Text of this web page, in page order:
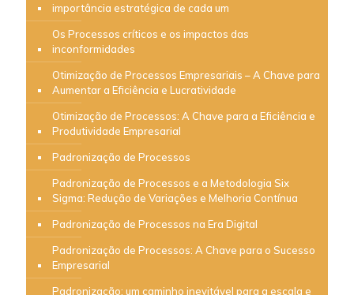
importância estratégica de cada um
Os Processos críticos e os impactos das
inconformidades
Otimização de Processos Empresariais – A Chave para
Aumentar a Eficiência e Lucratividade
Otimização de Processos: A Chave para a Eficiência e
Produtividade Empresarial
Padronização de Processos
Padronização de Processos e a Metodologia Six
Sigma: Redução de Variações e Melhoria Contínua
Padronização de Processos na Era Digital
Padronização de Processos: A Chave para o Sucesso
Empresarial
Padronização: um caminho inevitável para a escala e